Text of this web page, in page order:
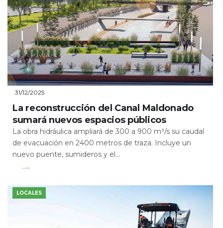
31/12/2025
La reconstrucción del Canal Maldonado
sumará nuevos espacios públicos
La obra hidráulica ampliará de 300 a 900 m³/s su caudal
de evacuación en 2400 metros de traza. Incluye un
nuevo puente, sumideros y el...
Leer Más
LOCALES